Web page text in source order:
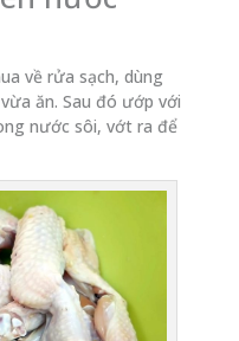
về rửa sạch, dùng
ăn. Sau đó ướp với
nước sôi, vớt ra để